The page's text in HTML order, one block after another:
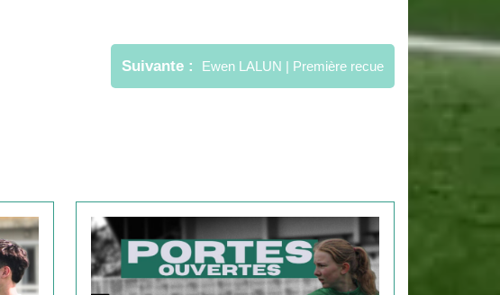
Suivante Ewen LALUN | Première recue